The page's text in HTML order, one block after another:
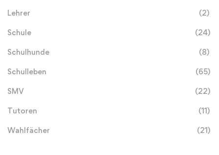
Lehrer (2)
Schule (24)
Schulhunde (8)
Schulleben (65)
SMV (22)
Tutoren (11)
Wahlfächer (21)